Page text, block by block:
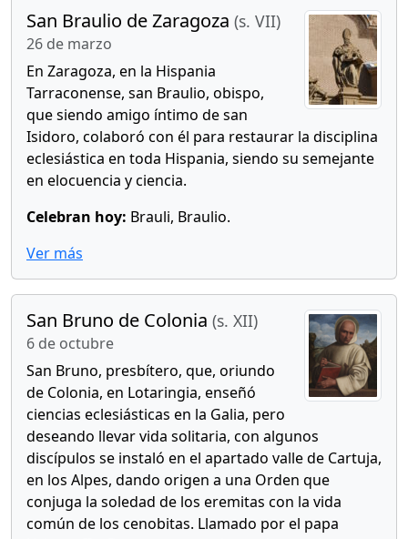
San Braulio de Zaragoza (s. VII)
26 de marzo
En Zaragoza, en la Hispania
Tarraconense, san Braulio, obispo,
que siendo amigo íntimo de san
Isidoro, colaboró con él para restaurar la disciplina
eclesiástica en toda Hispania, siendo su semejante
en elocuencia y ciencia.
Celebran hoy: Brauli, Braulio.
Ver más
San Bruno de Colonia (s. XII)
6 de octubre
San Bruno, presbítero, que, oriundo
de Colonia, en Lotaringia, enseñó
ciencias eclesiásticas en la Galia, pero
deseando llevar vida solitaria, con algunos
discípulos se instaló en el apartado valle de Cartuja,
en los Alpes, dando origen a una Orden que
conjuga la soledad de los eremitas con la vida
común de los cenobitas. Llamado por el papa